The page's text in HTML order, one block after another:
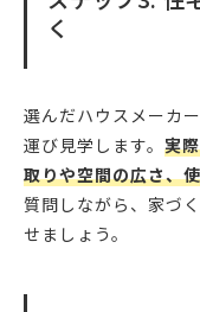
く
選んだハウスメーカ
運び見学します。 実
取りや空間の広さ、
質問しながら、家づ
せましょう。